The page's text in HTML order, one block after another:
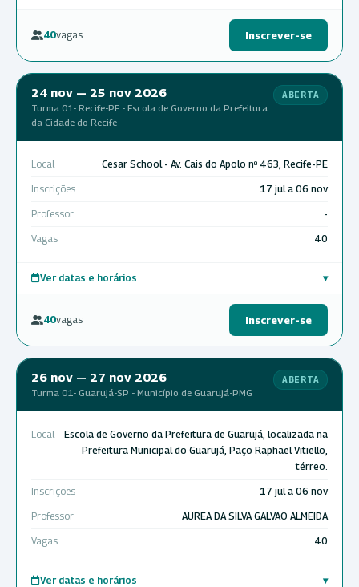
40vagas Inscrever-se
24 nov — 25 nov 2026
Turma 01- Recife-PE - Escola de Governo da Prefeitura
da Cidade do Recife
ABERTA
Local Cesar School - Av. Cais do Apolo nº 463, Recife-PE
Inscrições 17 jul a 06 nov
Professor -
Vagas 40
Ver datas e horários ▾
40vagas Inscrever-se
26 nov — 27 nov 2026
Turma 01- Guarujá-SP - Município de Guarujá-PMG
ABERTA
Local
Escola de Governo da Prefeitura de Guarujá, localizada na
Prefeitura Municipal do Guarujá, Paço Raphael Vitiello,
térreo.
Inscrições 17 jul a 06 nov
Professor AUREA DA SILVA GALVAO ALMEIDA
Vagas 40
Ver datas e horários ▾